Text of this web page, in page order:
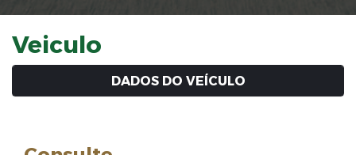
Veiculo
DADOS DO VEÍCULO